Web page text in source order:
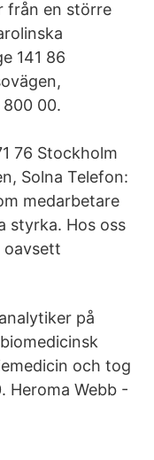
från en större
141 86
00.
76 Stockholm
Solna Telefon:
medarbetare
styrka. Hos oss
oavsett
på
och tog
Heroma Webb -